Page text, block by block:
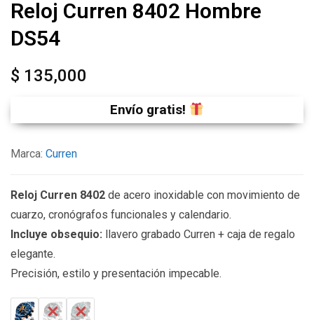
Reloj Curren 8402 Hombre
DS54
$ 135,000
Envío gratis!
Marca: Curren
Reloj Curren 8402 de acero inoxidable con movimiento de
cuarzo, cronógrafos funcionales y calendario.
Incluye obsequio: llavero grabado Curren + caja de regalo
elegante.
Precisión, estilo y presentación impecable.